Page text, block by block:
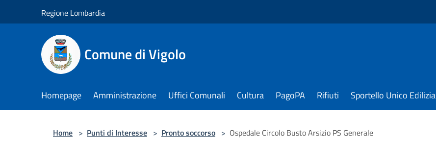
Regione Lombardia
Comune di Vigolo
Homepage Amministrazione Uffici Comunali Cultura PagoPA Rifiuti Sportello Unico Edilizia
Home > Punti di Interesse > Pronto soccorso > Ospedale Circolo Busto Arsizio PS Generale